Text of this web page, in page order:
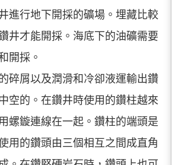
進行地下開採的礦場。埋藏比較
井才能開採。海底下的油礦需要
開採。
碎屑以及潤滑和冷卻液運輸出鑽
空的。在鑽井時使用的鑽柱越來
螺鏇連線在一起。鑽柱的端頭是
用的鑽頭由三個相互之間成直角